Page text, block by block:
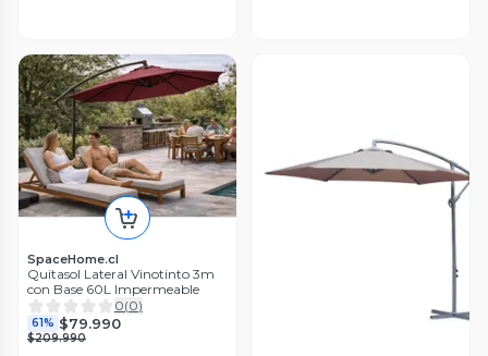
SpaceHome.cl
Quitasol Lateral Vinotinto 3m
con Base 60L Impermeable
0(0)
61% $79.990
$209.990